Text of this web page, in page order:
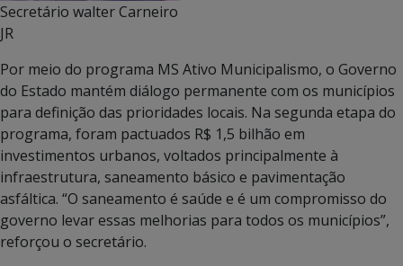
Secretário walter Carneiro
JR
Por meio do programa MS Ativo Municipalismo, o Governo
do Estado mantém diálogo permanente com os municípios
para definição das prioridades locais. Na segunda etapa do
programa, foram pactuados R$ 1,5 bilhão em
investimentos urbanos, voltados principalmente à
infraestrutura, saneamento básico e pavimentação
asfáltica. “O saneamento é saúde e é um compromisso do
governo levar essas melhorias para todos os municípios”,
reforçou o secretário.